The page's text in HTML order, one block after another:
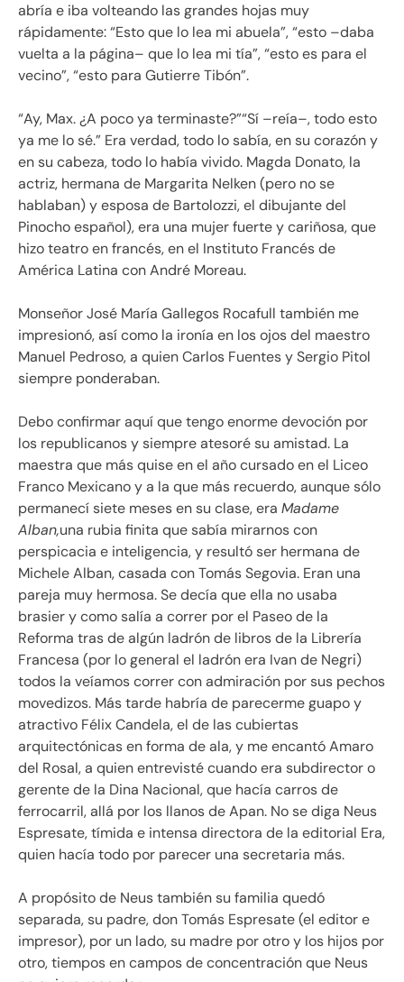
abría e iba volteando las grandes hojas muy
rápidamente: Esto que lo lea mi abuela , “esto –daba
vuelta a la página– que lo lea mi tía”, esto es para el
vecino , esto para Gutierre Tibón .
Ay, Max. ¿A poco ya terminaste? “Sí –reía–, todo esto
ya me lo sé.” Era verdad, todo lo sabía, en su corazón y
en su cabeza, todo lo había vivido. Magda Donato, la
actriz, hermana de Margarita Nelken (pero no se
hablaban) y esposa de Bartolozzi, el dibujante del
Pinocho español), era una mujer fuerte y cariñosa, que
hizo teatro en francés, en el Instituto Francés de
América Latina con André Moreau.
Monseñor José María Gallegos Rocafull también me
impresionó, así como la ironía en los ojos del maestro
Manuel Pedroso, a quien Carlos Fuentes y Sergio Pitol
siempre ponderaban.
Debo confirmar aquí que tengo enorme devoción por
los republicanos y siempre atesoré su amistad. La
maestra que más quise en el año cursado en el Liceo
Franco Mexicano y a la que más recuerdo, aunque sólo
permanecí siete meses en su clase, era Madame
Alban,una rubia finita que sabía mirarnos con
perspicacia e inteligencia, y resultó ser hermana de
Michele Alban, casada con Tomás Segovia. Eran una
pareja muy hermosa. Se decía que ella no usaba
brasier y como salía a correr por el Paseo de la
Reforma tras de algún ladrón de libros de la Librería
Francesa (por lo general el ladrón era Ivan de Negri)
todos la veíamos correr con admiración por sus pechos
movedizos. Más tarde habría de parecerme guapo y
atractivo Félix Candela, el de las cubiertas
arquitectónicas en forma de ala, y me encantó Amaro
del Rosal, a quien entrevisté cuando era subdirector o
gerente de la Dina Nacional, que hacía carros de
ferrocarril, allá por los llanos de Apan. No se diga Neus
Espresate, tímida e intensa directora de la editorial Era,
quien hacía todo por parecer una secretaria más.
A propósito de Neus también su familia quedó
separada, su padre, don Tomás Espresate (el editor e
impresor), por un lado, su madre por otro y los hijos por
otro, tiempos en campos de concentración que Neus